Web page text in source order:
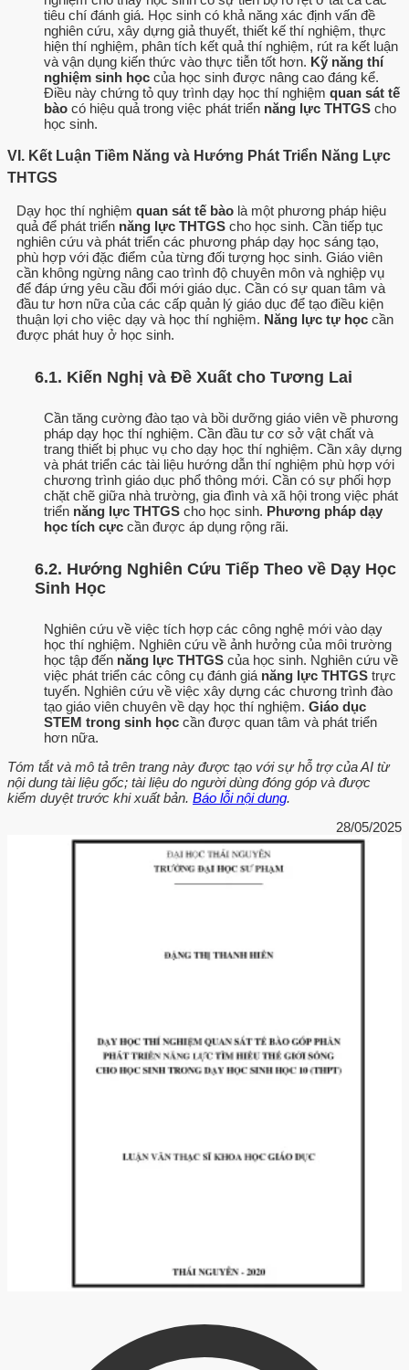
tiêu chí đánh giá. Học sinh có khả năng xác định vấn đề
nghiên cứu, xây dựng giả thuyết, thiết kế thí nghiệm, thực
hiện thí nghiệm, phân tích kết quả thí nghiệm, rút ra kết luận
và vận dụng kiến thức vào thực tiễn tốt hơn. Kỹ năng thí
nghiệm sinh học của học sinh được nâng cao đáng kể.
Điều này chứng tỏ quy trình dạy học thí nghiệm quan sát tế
bào có hiệu quả trong việc phát triển năng lực THTGS cho
học sinh.
VI. Kết Luận Tiềm Năng và Hướng Phát Triển Năng Lực
THTGS
Dạy học thí nghiệm quan sát tế bào là một phương pháp hiệu
quả để phát triển năng lực THTGS cho học sinh. Cần tiếp tục
nghiên cứu và phát triển các phương pháp dạy học sáng tạo,
phù hợp với đặc điểm của từng đối tượng học sinh. Giáo viên
cần không ngừng nâng cao trình độ chuyên môn và nghiệp vụ
để đáp ứng yêu cầu đổi mới giáo dục. Cần có sự quan tâm và
đầu tư hơn nữa của các cấp quản lý giáo dục để tạo điều kiện
thuận lợi cho việc dạy và học thí nghiệm. Năng lực tự học cần
được phát huy ở học sinh.
6.1. Kiến Nghị và Đề Xuất cho Tương Lai
Cần tăng cường đào tạo và bồi dưỡng giáo viên về phương
pháp dạy học thí nghiệm. Cần đầu tư cơ sở vật chất và
trang thiết bị phục vụ cho dạy học thí nghiệm. Cần xây dựng
và phát triển các tài liệu hướng dẫn thí nghiệm phù hợp với
chương trình giáo dục phổ thông mới. Cần có sự phối hợp
chặt chẽ giữa nhà trường, gia đình và xã hội trong việc phát
triển năng lực THTGS cho học sinh. Phương pháp dạy
học tích cực cần được áp dụng rộng rãi.
6.2. Hướng Nghiên Cứu Tiếp Theo về Dạy Học
Sinh Học
Nghiên cứu về việc tích hợp các công nghệ mới vào dạy
học thí nghiệm. Nghiên cứu về ảnh hưởng của môi trường
học tập đến năng lực THTGS của học sinh. Nghiên cứu về
việc phát triển các công cụ đánh giá năng lực THTGS trực
tuyến. Nghiên cứu về việc xây dựng các chương trình đào
tạo giáo viên chuyên về dạy học thí nghiệm. Giáo dục
STEM trong sinh học cần được quan tâm và phát triển
hơn nữa.
Tóm tắt và mô tả trên trang này được tạo với sự hỗ trợ của AI từ
nội dung tài liệu gốc; tài liệu do người dùng đóng góp và được
kiểm duyệt trước khi xuất bản. Báo lỗi nội dung.
28/05/2025